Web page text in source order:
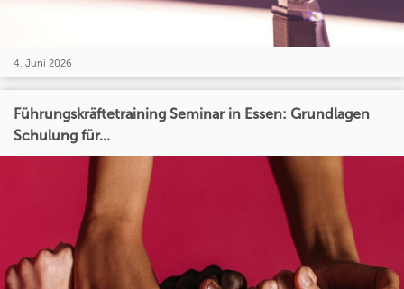
4. Juni 2026
Führungskräftetraining Seminar in Essen: Grundlagen
Schulung für...